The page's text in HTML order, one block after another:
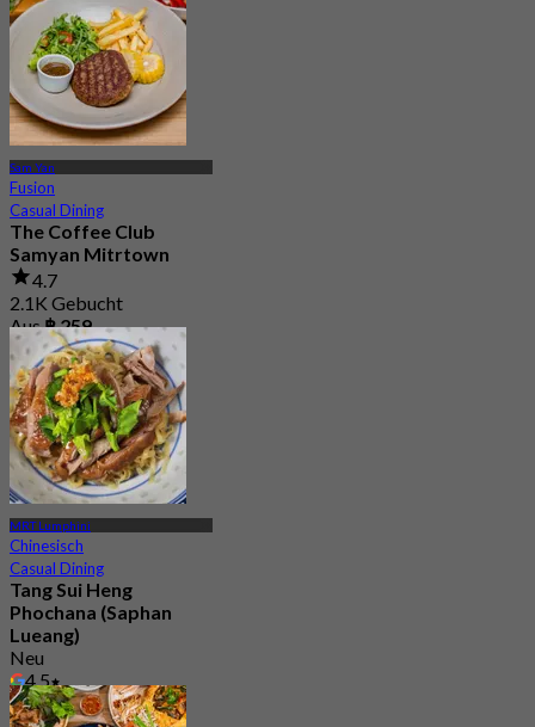
Sam Yan
Fusion
Casual Dining
The Coffee Club
Samyan Mitrtown
4.7
2.1K Gebucht
Aus฿ 259
MRT Lumphini
Chinesisch
Casual Dining
Tang Sui Heng
Phochana (Saphan
Lueang)
Neu
4.5
Aus฿ 345